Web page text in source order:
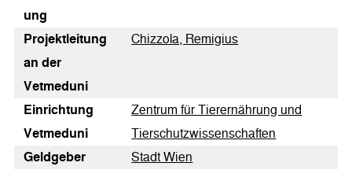
ung
Pro­jekt­lei­tung
an der
Vetmeduni
Chizzola, Remigius
Einrichtung
Vetmeduni
Zentrum für Tierernährung und
Tierschutzwissenschaften
Geldgeber
Stadt Wien